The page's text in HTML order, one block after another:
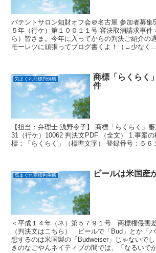
パテントサロン知財オフ会＠名古屋 参加者募集
５年（行ケ）第１００１１号 審決取消請求事件
ら）皆さま。今年に入ってからの判決ご紹介の
モーレツに頑張ってブログ書くよ！（←少なく...
気まぐれ商標判例膳
商標「らくらく
件
【担当：弁理士 浅野令子】 商標「らくらく」
31（行ケ）10062 判決文PDF （全文） 1.事案
標：「らくらく」（標準文字） 登録番号：５６
気まぐれ商標判例膳 ビールは米国産
＜平成１４年（ネ）第５７９１号 商標権侵害
（判決文はこちら） ビールで「Bud」とか「
想するのは米国製の「Budweiser」じゃないで
きのなごやんネイティブの間では、「なるいで